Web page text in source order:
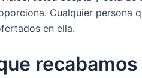
Cualquier persona
en ella.